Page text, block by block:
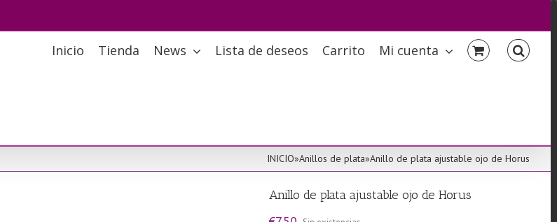
Inicio Tienda News Lista de deseos Carrito Mi cuenta
INICIO»Anillos de plata»Anillo de plata ajustable ojo de Horus
Anillo de plata ajustable ojo de Horus